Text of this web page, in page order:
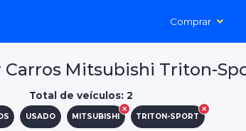
Comprar
Carros Mitsubishi Triton-
Total de veículos: 2
USADO MITSUBISHI TRITON-SPORT